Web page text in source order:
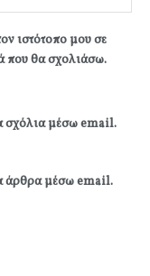
ιστότοπο μου σε
που θα σχολιάσω.
σχόλια μέσω email.
άρθρα μέσω email.